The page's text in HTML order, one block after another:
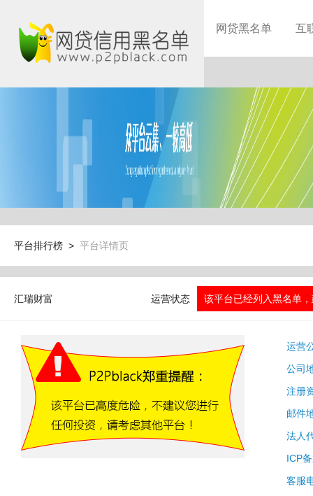
网贷黑名单 互
平台排行榜 > 平台详情页
汇瑞财富 运营状态 该平台已经列入黑名单
运营
公司
注册
邮件
法人
ICP
客服